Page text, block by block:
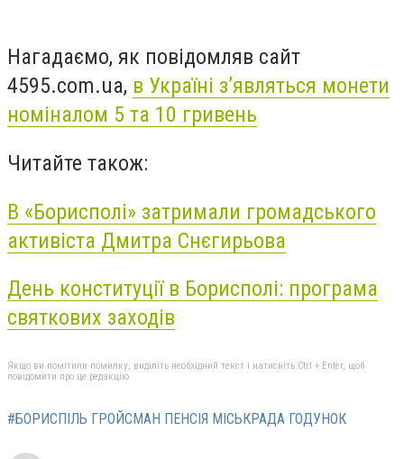
Нагадаємо, як повідомляв сайт
4595.com.ua, в Україні з’являться монети
номіналом 5 та 10 гривень
Читайте також:
В «Борисполі» затримали громадського
активіста Дмитра Снєгирьова
День конституції в Борисполі: програма
святкових заходів
Якщо ви помітили помилку, виділіть необхідний текст і натисніть Ctrl + Enter, щоб
повідомити про це редакцію
#БОРИСПІЛЬ ГРОЙСМАН ПЕНСІЯ МІСЬКРАДА ГОДУНОК